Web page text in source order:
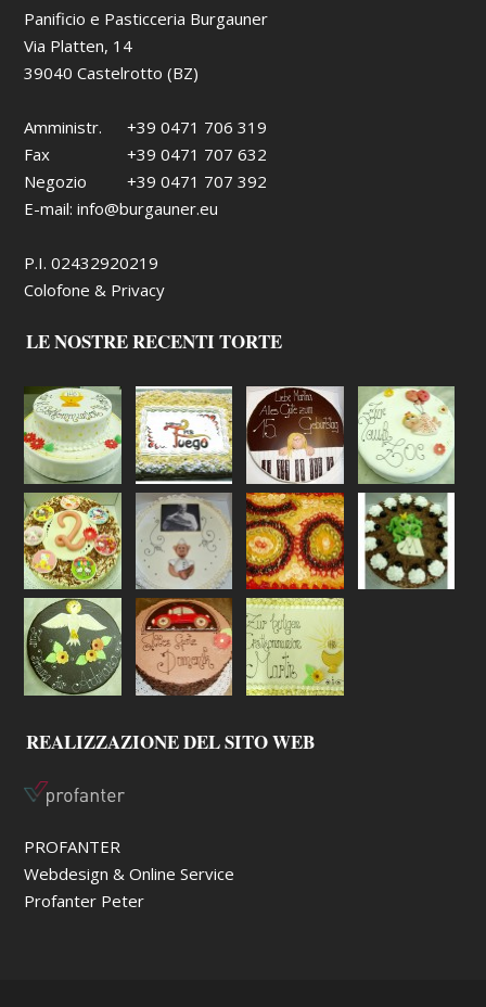
Panificio e Pasticceria Burgauner
Via Platten, 14
39040 Castelrotto (BZ)
Amministr.
+39 0471 706 319
Fax
+39 0471 707 632
Negozio
+39 0471 707 392
E-mail:info@burgauner.eu
P.I. 02432920219
Colofone & Privacy
LE NOSTRE RECENTI TORTE
REALIZZAZIONE DEL SITO WEB
PROFANTER
Webdesign & Online Service
Profanter Peter